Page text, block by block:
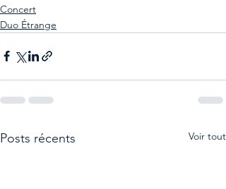
Concert
Duo Étrange
Posts récents Voir tout